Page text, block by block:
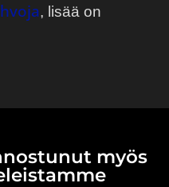
, lisää on
myös